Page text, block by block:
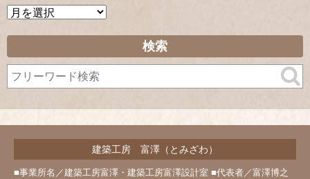
ア
イ
ブ
検索
建築工房 富澤（とみざわ）
■事業所名／建築工房富澤・建築工房富澤設計室 ■代表者／富澤博之